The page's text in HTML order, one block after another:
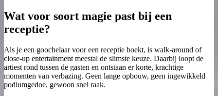
Wat voor soort magie past bij een
receptie?
Als je een goochelaar voor een receptie boekt, is walk-around of
close-up entertainment meestal de slimste keuze. Daarbij loopt de
artiest rond tussen de gasten en ontstaan er korte, krachtige
momenten van verbazing. Geen lange opbouw, geen ingewikkeld
podiumgedoe, gewoon snel raak.